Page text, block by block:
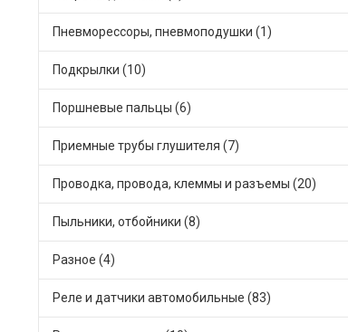
Пневморессоры, пневмоподушки (1)
Подкрылки (10)
Поршневые пальцы (6)
Приемные трубы глушителя (7)
Проводка, провода, клеммы и разъемы (20)
Пыльники, отбойники (8)
Разное (4)
Реле и датчики автомобильные (83)